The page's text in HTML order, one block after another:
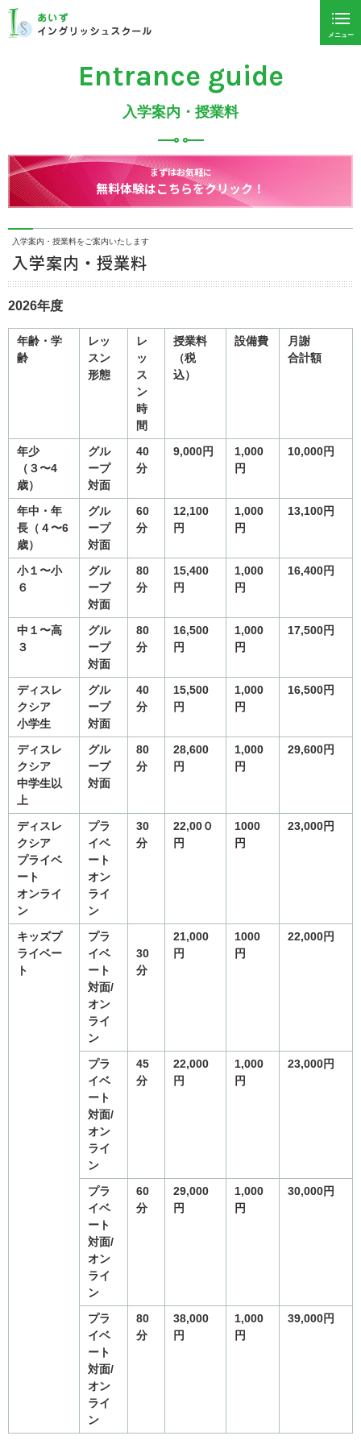
メニュー
Entrance guide
入学案内・授業料
まずはお気軽に
無料体験はこちらをクリック！
入学案内・授業料をご案内いたします
入学案内・授業料
2026年度
年齢・学
齢
レッ
スン
形態
レ
ッ
ス
ン
時
間
授業料
（税
込）
設備費
月謝
合計額
年少
（３〜4
歳）
グル
ープ
対面
40
分
9,000円
1,000
円
10,000円
年中・年
長（４〜6
歳）
グル
ープ
対面
60
分
12,100
円
1,000
円
13,100円
小１〜小
６
グル
ープ
対面
80
分
15,400
円
1,000
円
16,400円
中１〜高
３
グル
ープ
対面
80
分
16,500
円
1,000
円
17,500円
ディスレ
クシア
小学生
グル
ープ
対面
40
分
15,500
円
1,000
円
16,500円
ディスレ
クシア
中学生以
上
グル
ープ
対面
80
分
28,600
円
1,000
円
29,600円
ディスレ
クシア
プライベ
ート
オンライ
ン
プラ
イベ
ート
オン
ライ
ン
30
分
22,00０
円
1000
円
23,000円
キッズプ
ライベー
ト
プラ
イベ
ート
対面/
オン
ライ
ン
30
分
21,000
円
1000
円
22,000円
プラ
イベ
ート
対面/
オン
ライ
ン
45
分
22,000
円
1,000
円
23,000円
プラ
イベ
ート
対面/
オン
ライ
ン
60
分
29,000
円
1,000
円
30,000円
プラ
イベ
ート
対面/
オン
ライ
ン
80
分
38,000
円
1,000
円
39,000円